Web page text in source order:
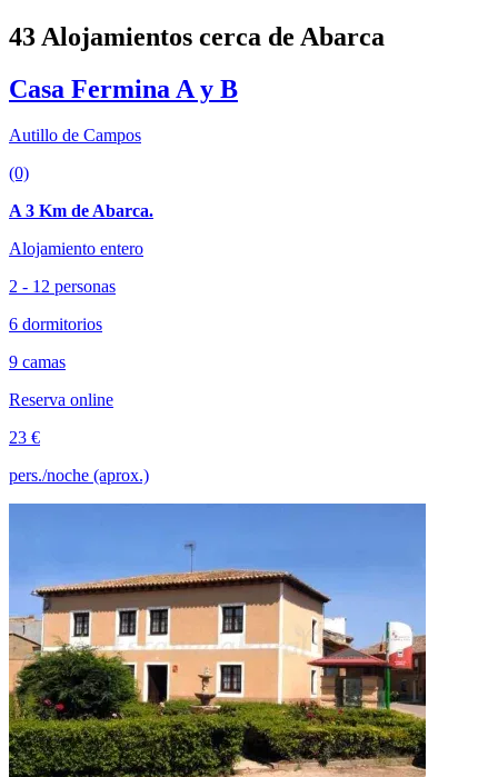
43 Alojamientos cerca de Abarca
Casa Fermina A y B
Autillo de Campos
(0)
A 3 Km de Abarca.
Alojamiento entero
2 - 12 personas
6 dormitorios
9 camas
Reserva online
23 €
pers./noche (aprox.)